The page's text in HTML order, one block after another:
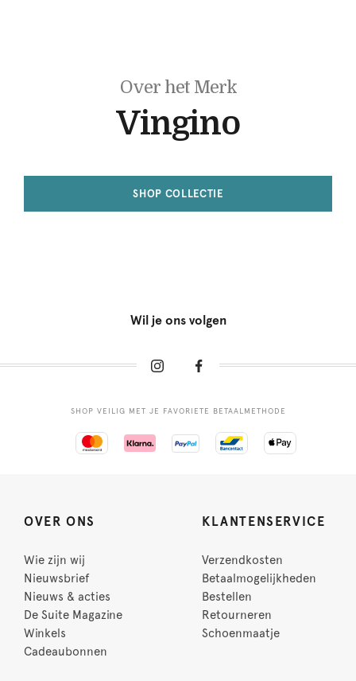
Over het Merk
Vingino
SHOP COLLECTIE
Wil je ons volgen
SHOP VEILIG MET JE FAVORIETE BETAALMETHODE
OVER ONS
Wie zijn wij
Nieuwsbrief
Nieuws & acties
De Suite Magazine
Winkels
Cadeaubonnen
KLANTENSERVICE
Verzendkosten
Betaalmogelijkheden
Bestellen
Retourneren
Schoenmaatje